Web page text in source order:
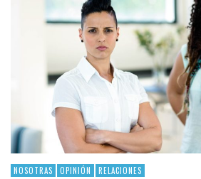
NOSOTRAS OPINIÓN RELACIONES